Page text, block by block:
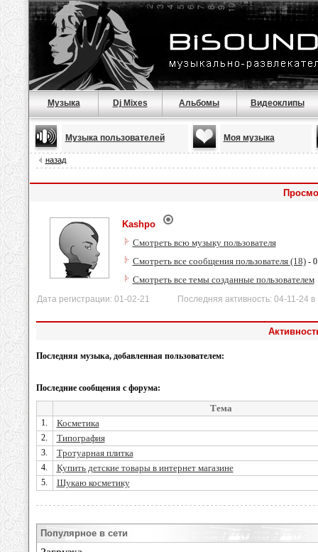
Музыка Dj Mixes Альбомы Видеоклипы
Музыка пользователей Моя музыка
назад
Kashpo
Смотреть всю музыку пользователя
Смотреть все сообщения пользователя (18)-
Смотреть все темы созданные пользователем
Дата регистрации: 01-02-21 Последняя активность: 04-11-24 в
Последняя музыка, добавленная пользователем:
Последние сообщения с форума:
Тема
1. Косметика
2. Типография
3. Тротуарная плитка
4. Купить детские товары в интернет магазине
5. Шукаю косметику
Популярное в сети